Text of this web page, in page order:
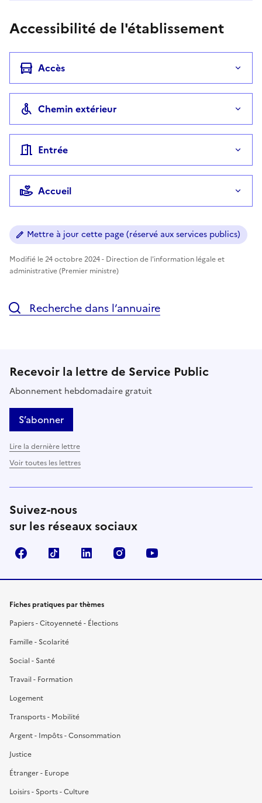
Accessibilité de l'établissement
Accès
Chemin extérieur
Entrée
Accueil
Mettre à jour cette page (réservé aux services publics)
Modifié le 24 octobre 2024 - Direction de l'information légale et
administrative (Premier ministre)
Recherche dans l’annuaire
Recevoir la lettre de Service Public
Abonnement hebdomadaire gratuit
S’abonner
Lire la dernière lettre
Voir toutes les lettres
Suivez-nous
sur les réseaux sociaux
FacebookTikTok LinkedIn Instagram
Fiches pratiques par thèmes
Papiers - Citoyenneté - Élections
Famille - Scolarité
Social - Santé
Travail - Formation
Logement
Transports - Mobilité
Argent - Impôts - Consommation
Justice
Étranger - Europe
Loisirs - Sports - Culture